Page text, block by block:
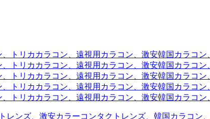
トリカカラコン、遠視用カラコン、激安韓国カラコ
トリカカラコン、遠視用カラコン、激安韓国カラコ
トリカカラコン、遠視用カラコン、激安韓国カラコン
トリカカラコン、遠視用カラコン、激安韓国カラコン
トリカカラコン、遠視用カラコン、激安韓国カラコン
レンズ、激安カラーコンタクトレンズ、韓国カラコン